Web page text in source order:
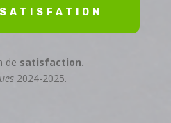
de satisfaction.
2024-2025.